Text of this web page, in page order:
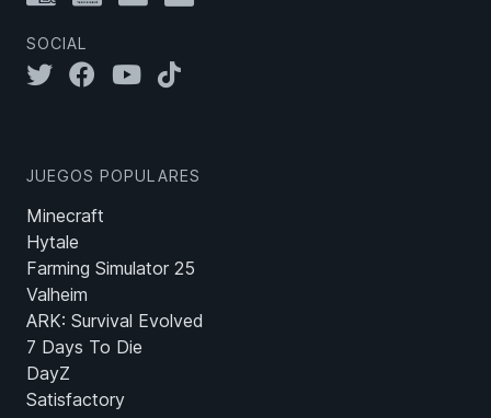
SOCIAL
JUEGOS POPULARES
Minecraft
Hytale
Farming Simulator 25
Valheim
ARK: Survival Evolved
7 Days To Die
DayZ
Satisfactory